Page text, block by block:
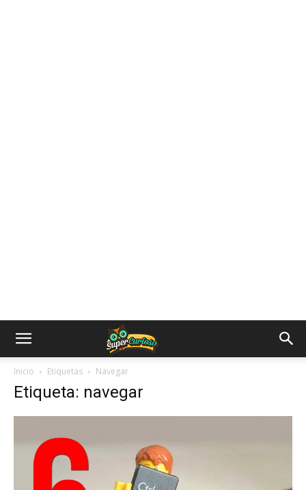
Inicio Etiquetas Navegar
Etiqueta: navegar